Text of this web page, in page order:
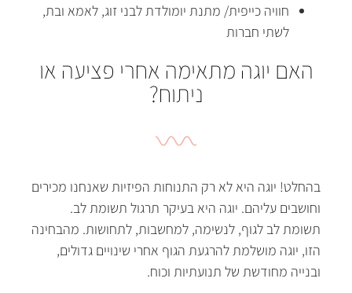
חוויה כייפית/ מתנת יומולדת לבני זוג, לאמא ובת,
לשתי חברות
האם יוגה מתאימה אחרי פציעה או
ניתוח?
בהחלט! יוגה היא לא רק התנוחות הפיזיות שאנחנו מכירים
וחושבים עליהם. יוגה היא בעיקר תרגול תשומת לב.
תשומת לב לגוף, לנשימה, למחשבות, לתחושות. מהבחינה
הזו, יוגה מושלמת להרגעת הגוף אחרי שינויים גדולים,
ובנייה מחודשת של תנועתיות וכוח.